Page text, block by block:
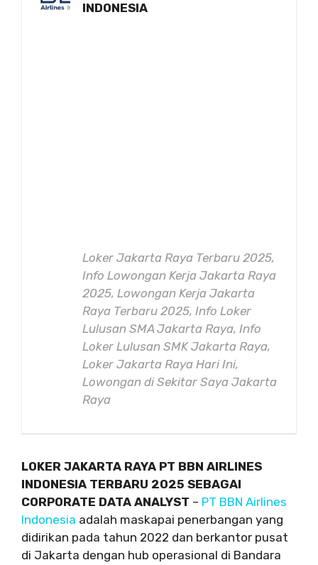
INDONESIA
Loker Jakarta Raya Terbaru 2025,
Info Lowongan Kerja Jakarta Raya
2025, Lowongan Kerja Jakarta
Raya Terbaru 2025, Info Loker
Lulusan SMA Jakarta Raya, Info
Loker Lulusan SMK Jakarta Raya,
Loker Jakarta Raya Hari Ini,
Lowongan di Sekitar Saya Jakarta
Raya
LOKER JAKARTA RAYA PT BBN AIRLINES
INDONESIA TERBARU 2025 SEBAGAI
CORPORATE DATA ANALYST – PT BBN Airlines
Indonesia adalah maskapai penerbangan yang
didirikan pada tahun 2022 dan berkantor pusat
di Jakarta dengan hub operasional di Bandara